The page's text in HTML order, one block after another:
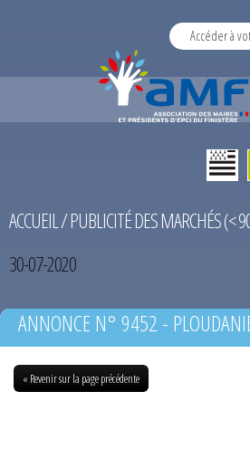
Accéder à
ACCUEIL/PUBLICITÉ DES MARCHÉS (<
30-07-2020
ANNONCE N° 9452 -
« Revenir sur la page précédente